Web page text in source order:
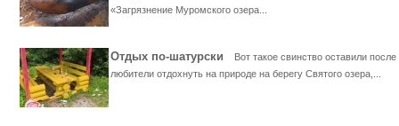
«Загрязнение Муромского озера...
Отдых по-шатурски
Вот такое свинство оставили после
любители отдохнуть на природе на берегу Святого озера,...